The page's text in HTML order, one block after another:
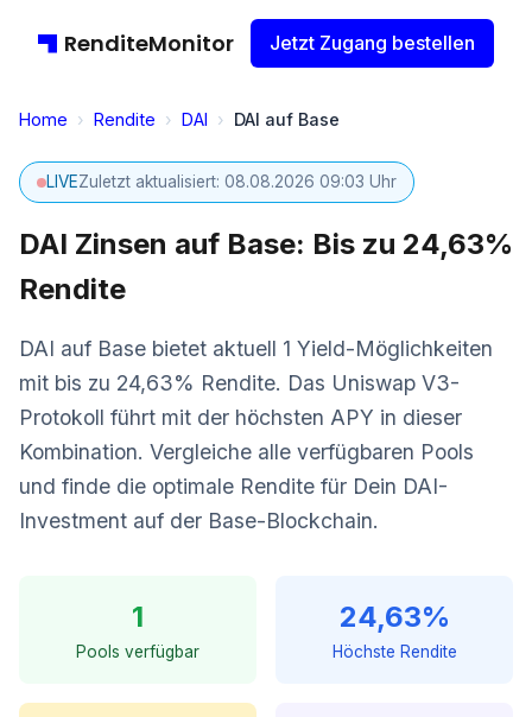
RenditeMonitor Jetzt Zugang bestellen
Home › Rendite › DAI › DAI auf Base
LIVEZuletzt aktualisiert: 08.08.2026 09:03 Uhr
DAI Zinsen auf Base: Bis zu 24,63%
Rendite
DAI auf Base bietet aktuell 1 Yield-Möglichkeiten
mit bis zu 24,63% Rendite. Das Uniswap V3-
Protokoll führt mit der höchsten APY in dieser
Kombination. Vergleiche alle verfügbaren Pools
und finde die optimale Rendite für Dein DAI-
Investment auf der Base-Blockchain.
1
Pools verfügbar
24,63%
Höchste Rendite